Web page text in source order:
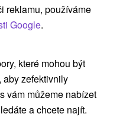
(2)
seniory
reklamu, používáme
Google.
které mohou být
aby zefektivnily
vám můžeme nabízet
a chcete najít.